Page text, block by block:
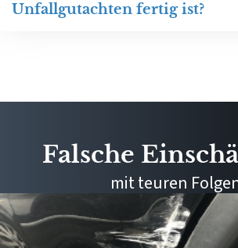
Unfallgutachten fertig ist?
Falsche
mit teuren